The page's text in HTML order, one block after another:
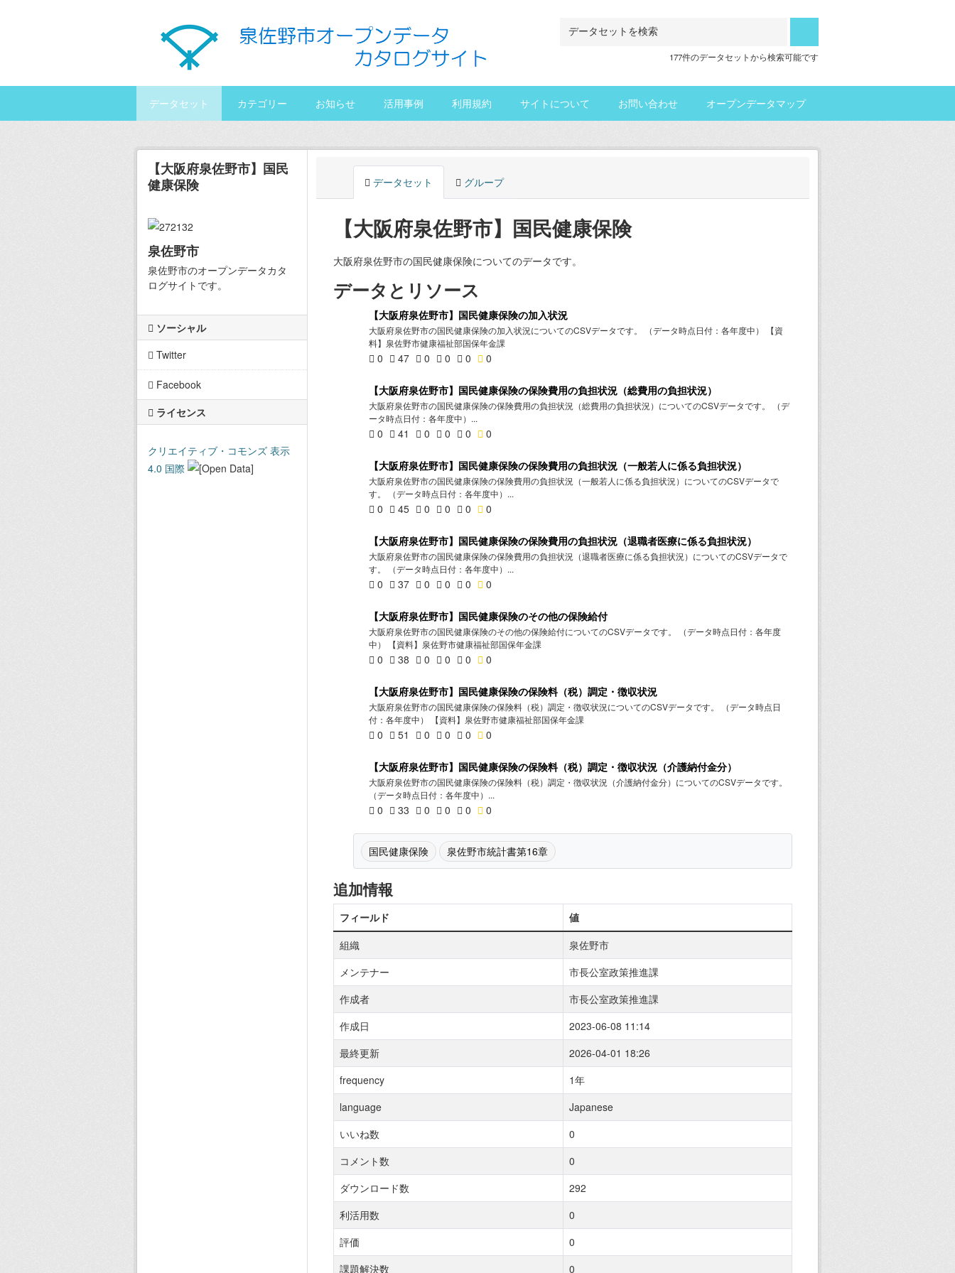
177件のデータセットから検索可能です
データセット カテゴリー お知らせ 活用事例 利用規約 サイトについて お問い合わせ オープンデータマップ
【大阪府泉佐野市】国民
健康保険
泉佐野市
泉佐野市のオープンデータカタ
ログサイトです。
ソーシャル
Twitter
Facebook
ライセンス
クリエイティブ・コモンズ 表示
4.0 国際
データセット グループ
【大阪府泉佐野市】国民健康保険
大阪府泉佐野市の国民健康保険についてのデータです。
データとリソース
【大阪府泉佐野市】国民健康保険の加入状況
大阪府泉佐野市の国民健康保険の加入状況についてのCSVデータです。 （データ時点日付：各年度中） 【資
料】泉佐野市健康福祉部国保年金課
0 47 0 0 0 0
【大阪府泉佐野市】国民健康保険の保険費用の負担状況（総費用の負担状況）
大阪府泉佐野市の国民健康保険の保険費用の負担状況（総費用の負担状況）についてのCSVデータです。 （デ
ータ時点日付：各年度中）...
0 41 0 0 0 0
【大阪府泉佐野市】国民健康保険の保険費用の負担状況（一般若人に係る負担状況）
大阪府泉佐野市の国民健康保険の保険費用の負担状況（一般若人に係る負担状況）についてのCSVデータで
す。 （データ時点日付：各年度中）...
0 45 0 0 0 0
【大阪府泉佐野市】国民健康保険の保険費用の負担状況（退職者医療に係る負担状況）
大阪府泉佐野市の国民健康保険の保険費用の負担状況（退職者医療に係る負担状況）についてのCSVデータで
す。 （データ時点日付：各年度中）...
0 37 0 0 0 0
【大阪府泉佐野市】国民健康保険のその他の保険給付
大阪府泉佐野市の国民健康保険のその他の保険給付についてのCSVデータです。 （データ時点日付：各年度
中） 【資料】泉佐野市健康福祉部国保年金課
0 38 0 0 0 0
【大阪府泉佐野市】国民健康保険の保険料（税）調定・徴収状況
大阪府泉佐野市の国民健康保険の保険料（税）調定・徴収状況についてのCSVデータです。 （データ時点日
付：各年度中） 【資料】泉佐野市健康福祉部国保年金課
0 51 0 0 0 0
【大阪府泉佐野市】国民健康保険の保険料（税）調定・徴収状況（介護納付金分）
大阪府泉佐野市の国民健康保険の保険料（税）調定・徴収状況（介護納付金分）についてのCSVデータです。
（データ時点日付：各年度中）...
0 33 0 0 0 0
国民健康保険 泉佐野市統計書第16章
追加情報
フィールド
値
組織
泉佐野市
メンテナー
市長公室政策推進課
作成者
市長公室政策推進課
作成日
2023-06-08 11:14
最終更新
2026-04-01 18:26
frequency
1年
language
Japanese
いいね数
0
コメント数
0
ダウンロード数
292
利活用数
0
評価
0
課題解決数
0